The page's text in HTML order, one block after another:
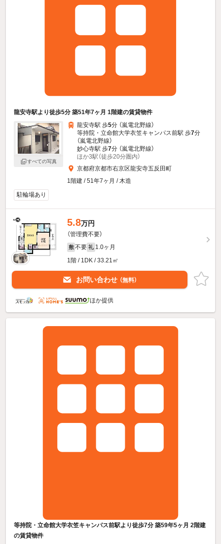
龍安寺駅より徒歩5分 築51年7ヶ月 1階建の賃貸物件
すべての写真
龍安寺駅 歩5分 （嵐電北野線）
等持院・立命館大学衣笠キャンパス前駅 歩7分
（嵐電北野線）
妙心寺駅 歩7分 （嵐電北野線）
ほか3駅（徒歩20分圏内）
京都府京都市右京区龍安寺五反田町
1階建 / 51年7ヶ月 / 木造
駐輪場あり
5.8万円
（管理費不要）
敷 不要 礼 1.0ヶ月
1階 / 1DK / 33.21㎡
お問い合わせ （無料）
ほか提供
等持院・立命館大学衣笠キャンパス前駅より徒歩7分 築59年5ヶ月 2階建
の賃貸物件